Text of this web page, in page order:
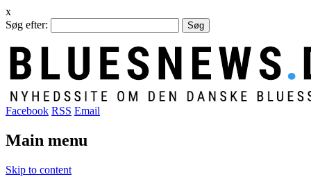
x
Søg efter:
Facebook RSS Email
Main menu
Skip to content